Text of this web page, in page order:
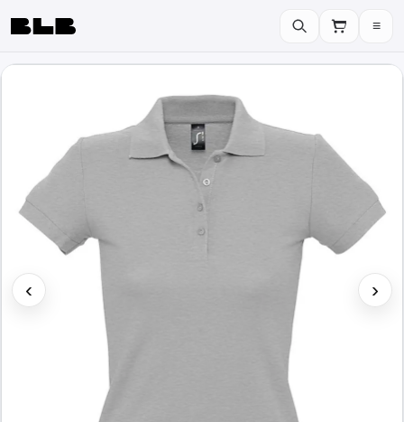
BLB ≡
‹ ›